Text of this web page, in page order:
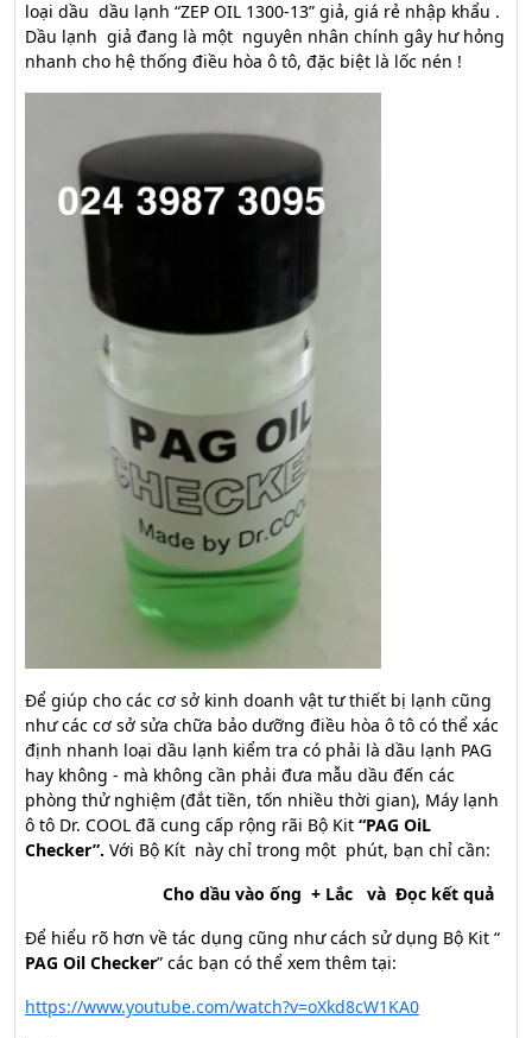
loại dầu dầu lạnh “ZEP OIL 1300-13” giả, giá rẻ nhập khẩu .
Dầu lạnh giả đang là một nguyên nhân chính gây hư hỏng
nhanh cho hệ thống điều hòa ô tô, đặc biệt là lốc nén !
Để giúp cho các cơ sở kinh doanh vật tư thiết bị lạnh cũng
như các cơ sở sửa chữa bảo dưỡng điều hòa ô tô có thể xác
định nhanh loại dầu lạnh kiểm tra có phải là dầu lạnh PAG
hay không - mà không cần phải đưa mẫu dầu đến các
phòng thử nghiệm (đắt tiền, tốn nhiều thời gian), Máy lạnh
ô tô Dr. COOL đã cung cấp rộng rãi Bộ Kit “PAG OiL
Checker”. Với Bộ Kít này chỉ trong một phút, bạn chỉ cần:
Cho dầu vào ống + Lắc và Đọc kết quả
Để hiểu rõ hơn về tác dụng cũng như cách sử dụng Bộ Kit “
PAG Oil Checker” các bạn có thể xem thêm tại:
https://www.youtube.com/watch?v=oXkd8cW1KA0